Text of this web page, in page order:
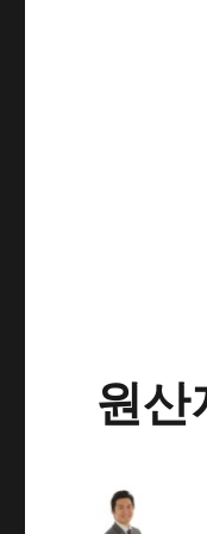
원산